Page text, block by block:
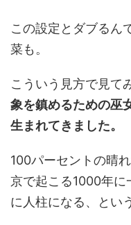
この設定とダブるん
菜も。
こういう見方で見て
象を鎮めるための巫
生まれてきました。
100パーセントの晴
京で起こる1000年に
に人柱になる、とい